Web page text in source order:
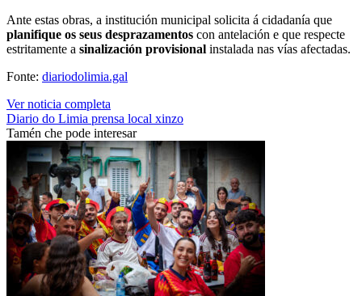
Ante estas obras, a institución municipal solicita á cidadanía que
planifique os seus desprazamentos con antelación e que respecte
estritamente a sinalización provisional instalada nas vías afectadas.
Fonte: diariodolimia.gal
Ver noticia completa
Diario do Limia prensa local xinzo
Tamén che pode interesar